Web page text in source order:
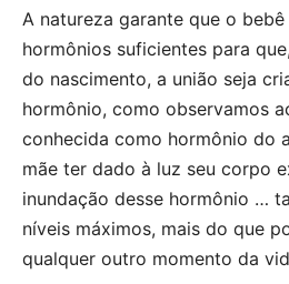
A natureza garante que o
hormônios suficientes para
do nascimento, a união seja
hormônio, como observamos
conhecida como hormônio do
mãe ter dado à luz seu corpo
inundação desse hormônio …
níveis máximos, mais do que
qualquer outro momento da